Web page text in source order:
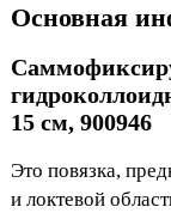
Основная
15 см, 900946
Это повязка,
и локтевой